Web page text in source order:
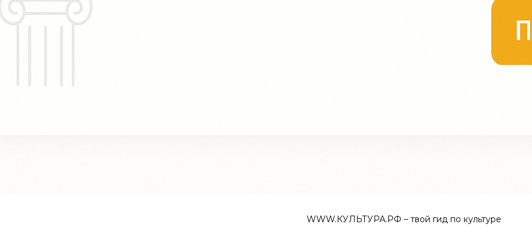
WWW.КУЛЬТУРА.РФ – твой гид по культуре